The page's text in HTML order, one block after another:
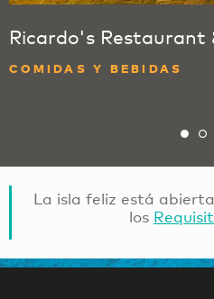
Ricardo's Restaurant
COMIDAS Y BEBIDAS
La isla feliz está
los